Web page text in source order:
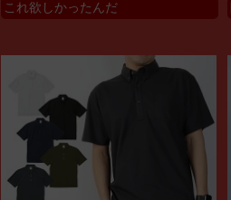
これ欲しかったんだ